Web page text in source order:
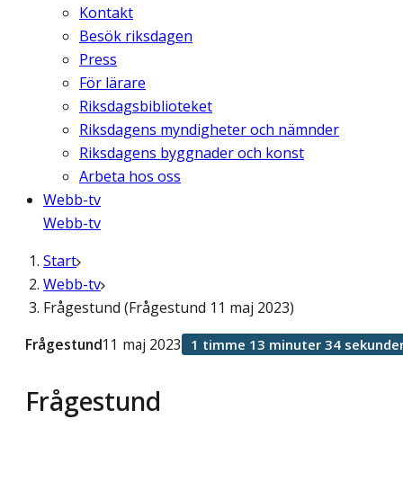
Kontakt
Besök riksdagen
Press
För lärare
Riksdagsbiblioteket
Riksdagens myndigheter och nämnder
Riksdagens byggnader och konst
Arbeta hos oss
Webb-tv
Webb-tv
Start
Webb-tv
Frågestund (Frågestund 11 maj 2023)
Frågestund
Frågestund11 maj 2023 1 timme 13 minuter 34